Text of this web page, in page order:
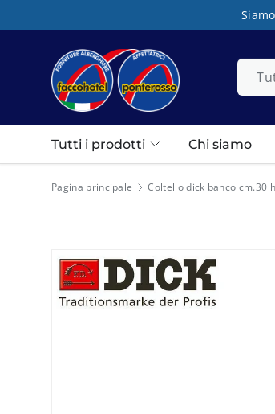
Passa ai contenuti
Cerca
Tipo
Tutti i prodotti Chi siamo
Pagina principale Coltello dick banco cm.30